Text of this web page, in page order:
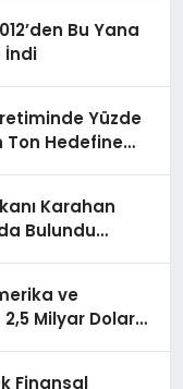
Bu Yana
İndi
Yüzde
Ton Hedefine
Karahan
Bulundu
ve
Milyar Dolara
Finansal